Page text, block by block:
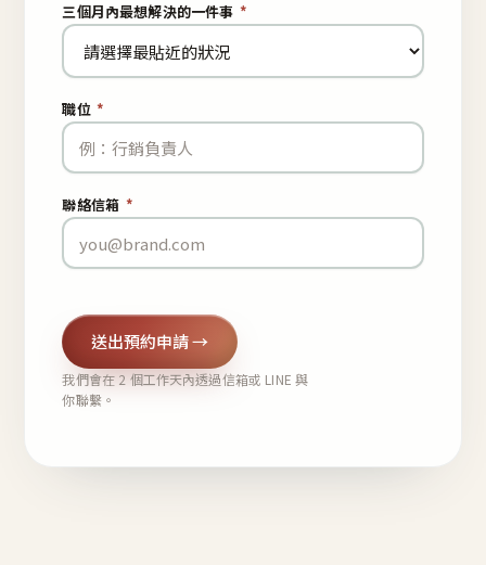
三個月內最想解決的一件事 *
職位 *
聯絡信箱 *
送出預約申請 →
我們會在 2 個工作天內透過信箱或 LINE 與
你聯繫。